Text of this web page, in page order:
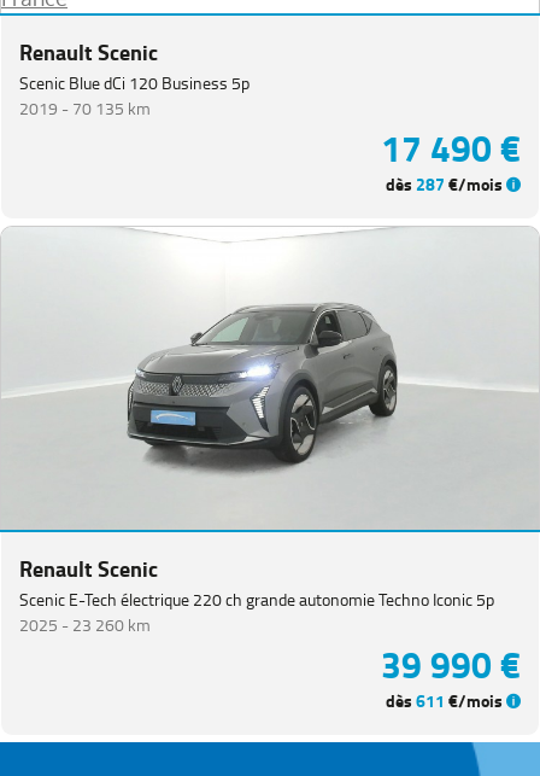
Renault Scenic
Scenic Blue dCi 120 Business 5p
2019 -70 135 km
17 490 €
dès 287€/mois
Renault Scenic
Scenic E-Tech électrique 220 ch grande autonomie Techno Iconic 5p
2025 -23 260 km
39 990 €
dès611 €/mois